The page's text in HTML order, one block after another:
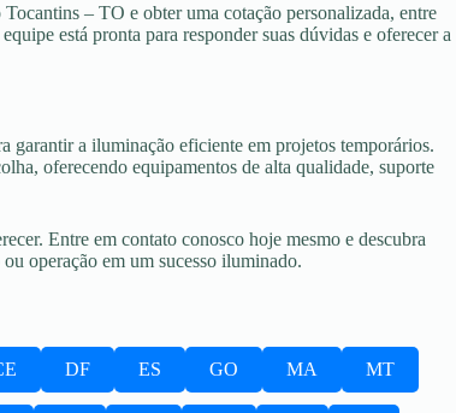
– TO e obter uma cotação personalizada, entre
está pronta para responder suas dúvidas e oferecer a
garantir a iluminação eficiente em projetos temporários.
oferecendo equipamentos de alta qualidade, suporte
Entre em contato conosco hoje mesmo e descubra
operação em um sucesso iluminado.
DF ES GO MA MT